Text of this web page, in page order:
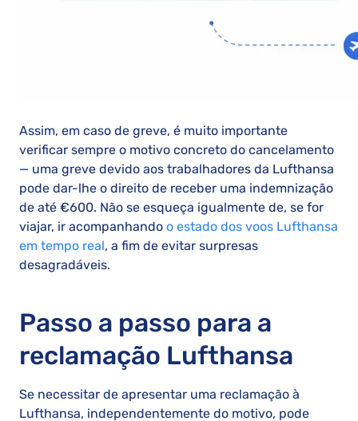
Assim, em caso de greve, é muito importante
verificar sempre o motivo concreto do cancelamento
— uma greve devido aos trabalhadores da Lufthansa
pode dar-lhe o direito de receber uma indemnização
de até €600. Não se esqueça igualmente de, se for
viajar, ir acompanhando o estado dos voos Lufthansa
em tempo real, a fim de evitar surpresas
desagradáveis.
Passo a passo para a
reclamação Lufthansa
Se necessitar de apresentar uma reclamação à
Lufthansa, independentemente do motivo, pode